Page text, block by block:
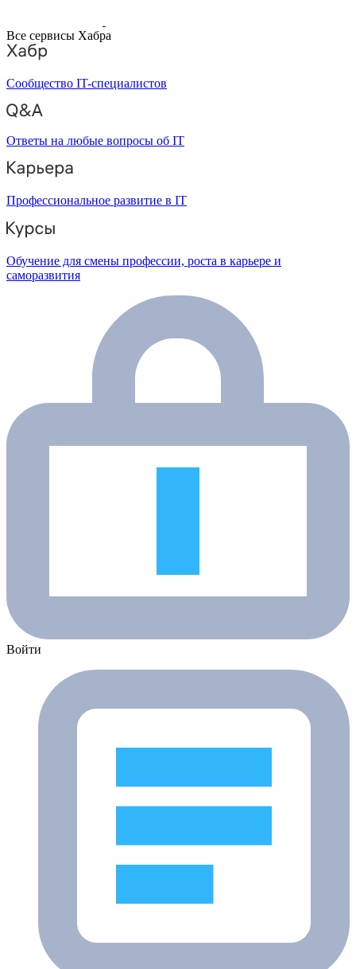
Все сервисы Хабра
Сообщество IT-специалистов
Ответы на любые вопросы об IT
Профессиональное развитие в IT
Обучение для смены профессии, роста в карьере и
саморазвития
Войти